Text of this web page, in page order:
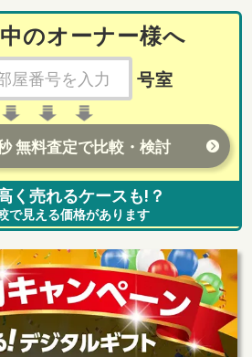
のオーナー様へ
号室
無料査定で比較・検討
く売れるケースも!？
で見える価格があります